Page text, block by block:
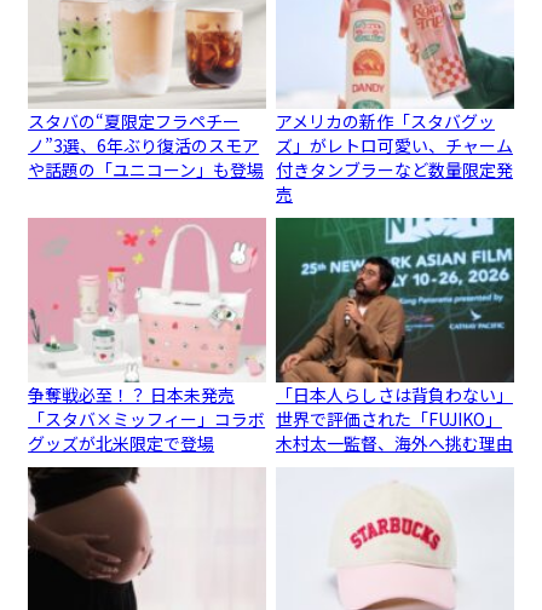
スタバの“夏限定フラペチー
ノ”3選、6年ぶり復活のスモア
や話題の「ユニコーン」も登場
アメリカの新作「スタバグッ
ズ」がレトロ可愛い、チャーム
付きタンブラーなど数量限定発
売
争奪戦必至！？ 日本未発売
「スタバ×ミッフィー」コラボ
グッズが北米限定で登場
「日本人らしさは背負わない」
世界で評価された「FUJIKO」
木村太一監督、海外へ挑む理由